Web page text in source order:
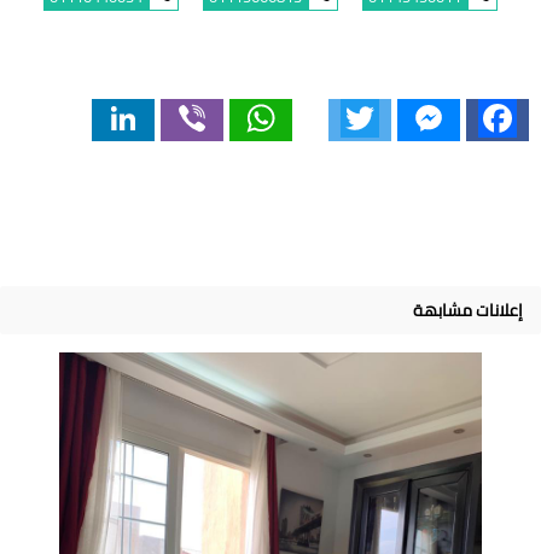
Facebook
Messenger
WhatsApp
إعلانات مشابهة